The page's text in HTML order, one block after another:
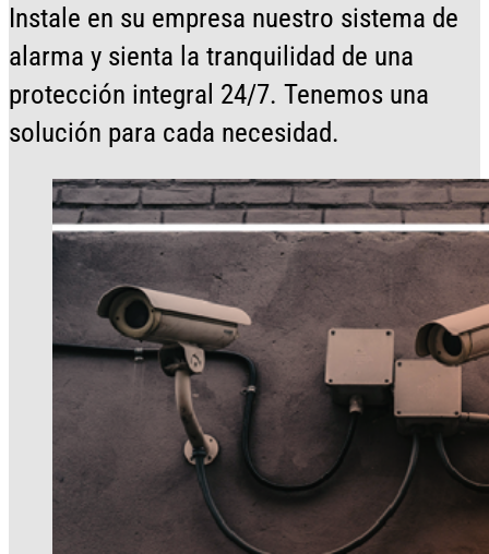
Instale en su empresa nuestro sistema de
alarma y sienta la tranquilidad de una
protección integral 24/7. Tenemos una
solución para cada necesidad.